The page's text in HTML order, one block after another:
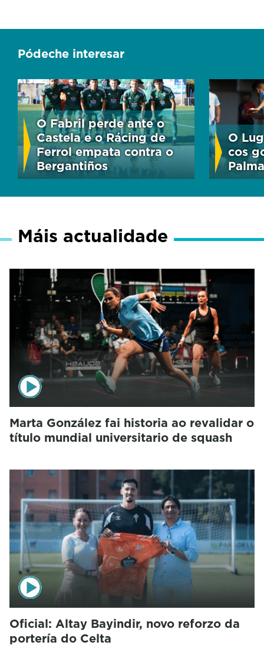
Pódeche interesar
O Fabril perde ante o
Castela e o Rácing de
Ferrol empata contra o
Bergantiños
O
cos
Palma
Máis actualidade
Marta González fai historia ao revalidar o
título mundial universitario de squash
Oficial: Altay Bayindir, novo reforzo da
portería do Celta